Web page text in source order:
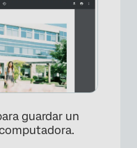
×
guardar un